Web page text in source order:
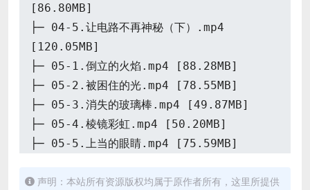
[86.80MB]
├─ 04-5.让电路不再神秘（下）.mp4
[120.05MB]
├─ 05-1.倒立的火焰.mp4 [88.28MB]
├─ 05-2.被困住的光.mp4 [78.55MB]
├─ 05-3.消失的玻璃棒.mp4 [49.87MB]
├─ 05-4.棱镜彩虹.mp4 [50.20MB]
├─ 05-5.上当的眼睛.mp4 [75.59MB]
├─ 06-2.天文启蒙（下）.mp4 [70.71MB]
声明：本站所有资源版权均属于原作者所有，这里所提供